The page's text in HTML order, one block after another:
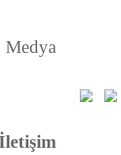
Medya